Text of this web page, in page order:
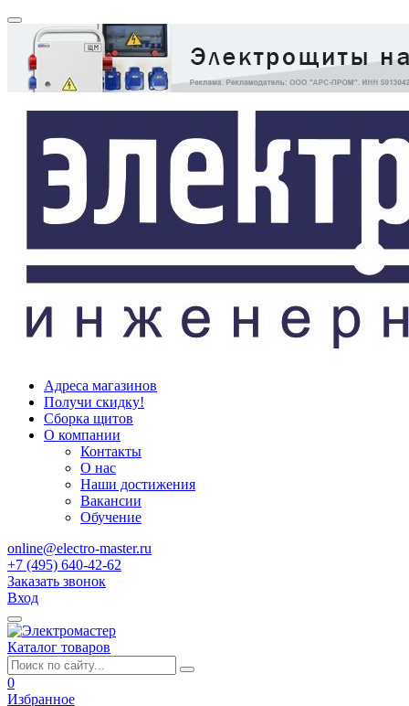
Адреса магазинов
Получи скидку!
Сборка щитов
О компании
Контакты
О нас
Наши достижения
Вакансии
Обучение
online@electro-master.ru
+7 (495) 640-42-62
Заказать звонок
Вход
Каталог товаров
0
Избранное